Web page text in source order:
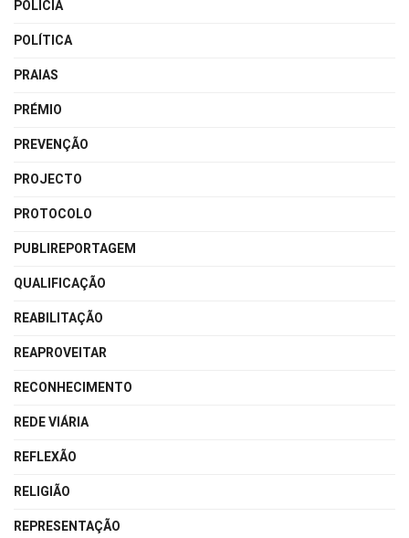
POLÍCIA
POLÍTICA
PRAIAS
PRÉMIO
PREVENÇÃO
PROJECTO
PROTOCOLO
PUBLIREPORTAGEM
QUALIFICAÇÃO
REABILITAÇÃO
REAPROVEITAR
RECONHECIMENTO
REDE VIÁRIA
REFLEXÃO
RELIGIÃO
REPRESENTAÇÃO